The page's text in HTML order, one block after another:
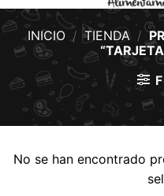
INICIO / TIENDA /
No se han encontrado